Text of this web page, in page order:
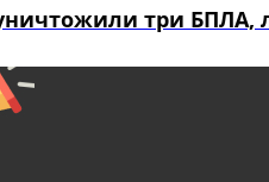
три БПЛА,